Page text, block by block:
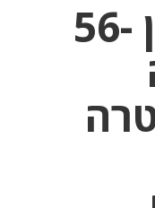
תושב העיר בן -56